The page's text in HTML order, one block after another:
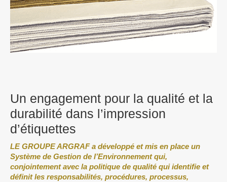
Un engagement pour la qualité et la
durabilité dans l’impression
d’étiquettes
LE GROUPE ARGRAF a développé et mis en place un
Système de Gestion de l’Environnement qui,
conjointement avec la politique de qualité qui identifie et
définit les responsabilités, procédures, processus,